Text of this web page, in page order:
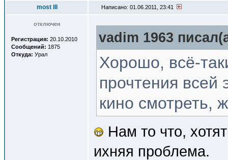
most III Написано: 01.06.2011, 23:41
отключен
Регистрация: 20.10.2010
Сообщений: 1875
Откуда: Урал
vadim 1963
Хорошо, всё-
прочтения всей
кино смотреть,
Нам то что,
ихняя проблема.